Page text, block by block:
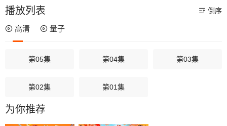
播放列表 倒序
高清 量子
第05集 第04集 第03集
第02集 第01集
为你推荐